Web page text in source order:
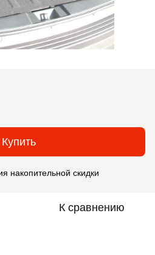
Купить
накопительной скидки
К сравнению